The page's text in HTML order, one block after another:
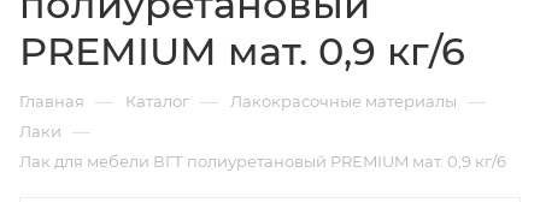
PREMIUM мат. 0,9 кг/6
Главная — Каталог — Лакокрасочные материалы —
Лаки —
Лак для мебели ВГТ полиуретановый PREMIUM мат. 0,9 кг/6